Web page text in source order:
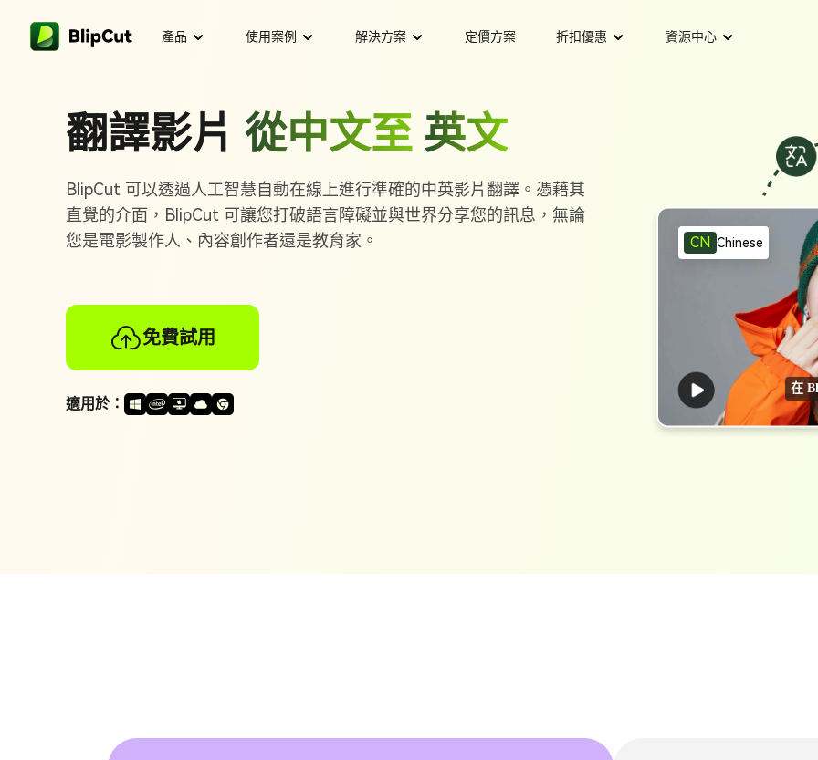
產品
Windows 版影片翻
譯
功能
AI 影片翻譯
AI 唇形同步
用 AI 生成唇形同步影片
AI 片段製作
用 AI 將長影片轉為短影片
AI 語音生成
用 AI 生成逼真人聲
音訊轉文字
用 AI 將音訊轉錄為文字
使用案例
影片創作
社交媒體
語音生成
其他
將英文影片翻譯成葡萄牙文
將英文影片翻譯成西班牙文 將英文影片翻譯成德文
將英文影片翻譯成俄文
將日文影片翻譯成英文
解決方案
小型企業
行銷專用
定價方案 折扣優惠
教師與醫療保健折扣
資源中心
部落格
支援中心
聯盟行銷
客戶案例
翻譯技巧
如何用AI將歌詞翻譯成英文
8款最佳手機影片翻譯應用
5款必試AI影劇翻譯工具
你應該嘗試的7大電影字幕翻譯方法
最佳8大螢幕翻譯工具（PC與APP篇
12款最佳自動字幕Chrome擴充功能
5款最佳影片翻譯Chrome擴充功能
5種方法線上免費翻譯Instagram影片
如何線上自動翻譯Twitter影片
查看所有技巧>>
翻譯影片 從中文至 英文
BlipCut 可以透過人工智慧自動在線上進行準確的中英影片翻譯。憑藉其
直覺的介面，BlipCut 可讓您打破語言障礙並與世界分享您的訊息，無論
您是電影製作人、內容創作者還是教育家。
免費試用
適用於：
CN Chinese
在